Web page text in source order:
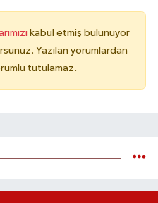
kabul etmiş bulunuyor
Yazılan yorumlardan
tutulamaz.